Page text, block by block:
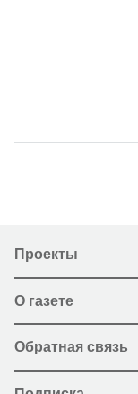
Проекты
О газете
Обратная связь